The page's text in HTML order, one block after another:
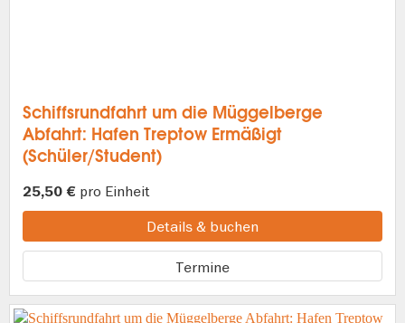
Schiffsrundfahrt um die Müggelberge
Abfahrt: Hafen Treptow Ermäßigt
(Schüler/Student)
25,50 € pro Einheit
Details & buchen
Termine